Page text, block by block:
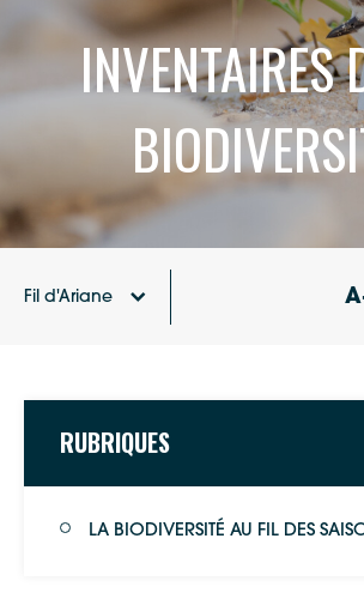
INVENTAIRES
Fil d'Ariane
RUBRIQUES
LA BIODIVERSITÉ AU FIL DES